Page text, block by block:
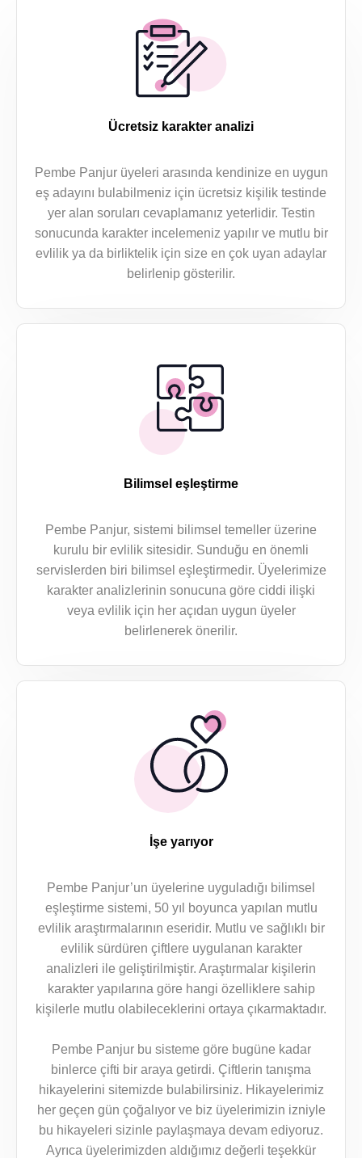
Ücretsiz karakter analizi
Pembe Panjur üyeleri arasında kendinize en uygun
eş adayını bulabilmeniz için ücretsiz kişilik testinde
yer alan soruları cevaplamanız yeterlidir. Testin
sonucunda karakter incelemeniz yapılır ve mutlu bir
evlilik ya da birliktelik için size en çok uyan adaylar
belirlenip gösterilir.
Bilimsel eşleştirme
Pembe Panjur, sistemi bilimsel temeller üzerine
kurulu bir evlilik sitesidir. Sunduğu en önemli
servislerden biri bilimsel eşleştirmedir. Üyelerimize
karakter analizlerinin sonucuna göre ciddi ilişki
veya evlilik için her açıdan uygun üyeler
belirlenerek önerilir.
İşe yarıyor
Pembe Panjur’un üyelerine uyguladığı bilimsel
eşleştirme sistemi, 50 yıl boyunca yapılan mutlu
evlilik araştırmalarının eseridir. Mutlu ve sağlıklı bir
evlilik sürdüren çiftlere uygulanan karakter
analizleri ile geliştirilmiştir. Araştırmalar kişilerin
karakter yapılarına göre hangi özelliklere sahip
kişilerle mutlu olabileceklerini ortaya çıkarmaktadır.
Pembe Panjur bu sisteme göre bugüne kadar
binlerce çifti bir araya getirdi. Çiftlerin tanışma
hikayelerini sitemizde bulabilirsiniz. Hikayelerimiz
her geçen gün çoğalıyor ve biz üyelerimizin izniyle
bu hikayeleri sizinle paylaşmaya devam ediyoruz.
Ayrıca üyelerimizden aldığımız değerli teşekkür